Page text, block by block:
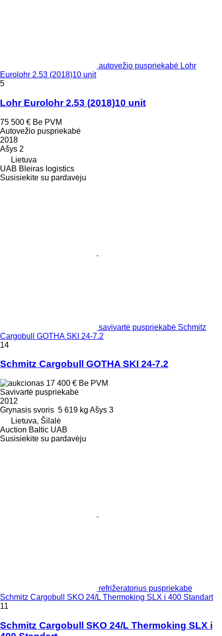
autovežio puspriekabė Lohr
Eurolohr 2.53 (2018)10 unit
5
Lohr Eurolohr 2.53 (2018)10 unit
75 500 € Be PVM
Autovežio puspriekabė
2018
Ašys 2
Lietuva
UAB Bleiras logistics
Susisiekite su pardavėju
savivartė puspriekabė Schmitz
Cargobull GOTHA SKI 24-7.2
14
Schmitz Cargobull GOTHA SKI 24-7.2
17 400 € Be PVM
Savivartė puspriekabė
2012
Grynasis svoris 5 619 kg Ašys 3
Lietuva, Šilalė
Auction Baltic UAB
Susisiekite su pardavėju
refrižeratorius puspriekabė
Schmitz Cargobull SKO 24/L Thermoking SLX i 400 Standart
11
Schmitz Cargobull SKO 24/L Thermoking SLX i